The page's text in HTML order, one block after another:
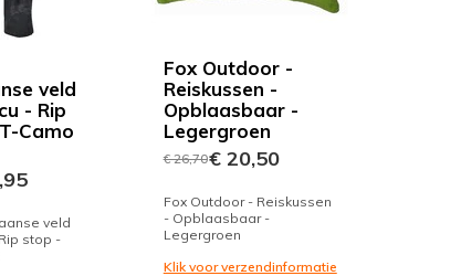
veld
- Rip
Camo
veld
stop -
Fox Outdoor -
Reiskussen -
Opblaasbaar -
Legergroen
€ 26,70€ 20,50
Fox Outdoor - Reiskussen
- Opblaasbaar -
Legergroen
Klik voor verzendinformatie